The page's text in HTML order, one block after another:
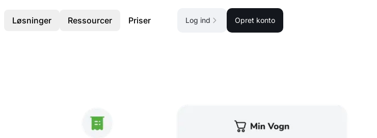
Løsninger Ressourcer Priser Log ind Opret konto